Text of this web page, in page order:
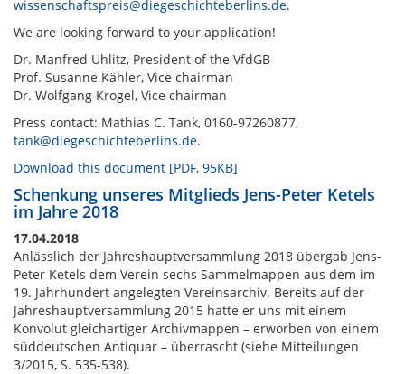
wissenschaftspreis@diegeschichteberlins.de.
We are looking forward to your application!
Dr. Manfred Uhlitz, President of the VfdGB
Prof. Susanne Kähler, Vice chairman
Dr. Wolfgang Krogel, Vice chairman
Press contact: Mathias C. Tank, 0160-97260877,
tank@diegeschichteberlins.de.
Download this document [PDF, 95KB]
Schenkung unseres Mitglieds Jens-Peter Ketels
im Jahre 2018
17.04.2018
Anlässlich der Jahreshauptversammlung 2018 übergab Jens-
Peter Ketels dem Verein sechs Sammelmappen aus dem im
19. Jahrhundert angelegten Vereinsarchiv. Bereits auf der
Jahreshauptversammlung 2015 hatte er uns mit einem
Konvolut gleichartiger Archivmappen – erworben von einem
süddeutschen Antiquar – überrascht (siehe Mitteilungen
3/2015, S. 535-538).